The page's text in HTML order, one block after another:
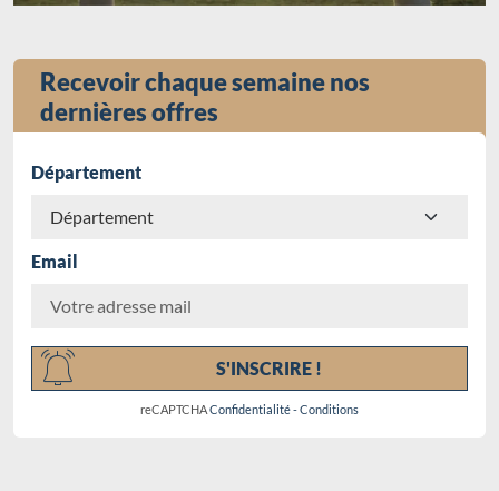
Recevoir chaque semaine nos
dernières offres
Département
Email
S'INSCRIRE !
reCAPTCHAConfidentialité-Conditions